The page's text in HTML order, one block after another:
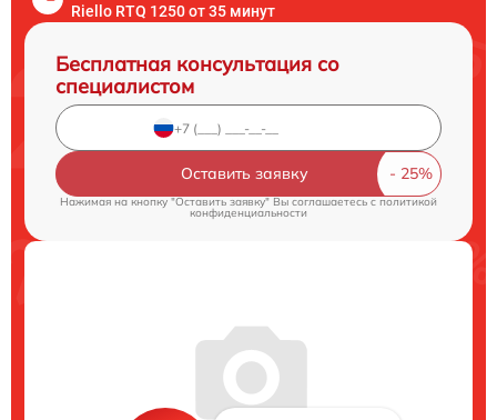
Riello RTQ 1250 от 35 минут
Бесплатная консультация со
специалистом
Оставить заявку
Нажимая на кнопку "Оставить заявку" Вы соглашаетесь c политикой
конфиденциальности